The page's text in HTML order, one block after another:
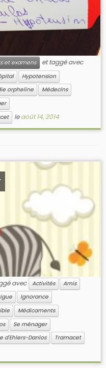
et examens et taggé avec
Hypotension
orpheline
Médecins
leaoût 14, 2014
avec Activités
Amis
Ignorance
Médicaments
Se ménager
d'Ehlers-Danlos Tramacet